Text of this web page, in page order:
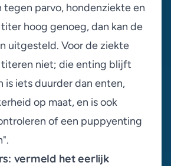
parvo, hondenziekte en
hoog genoeg, dan kan de
uitgesteld. Voor de ziekte
titeren niet; die enting blijft
is iets duurder dan enten,
op maat, en is ook
of een puppyenting
vermeld het eerlijk